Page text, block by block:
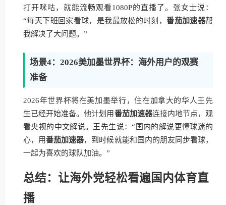
打开咪咕，就能流畅观看1080P的直播了。张女士说：
“每天下班回家看球，是我最放松的时刻，番茄加速器帮
我解决了大问题。”
场景4：2026美加墨世界杯：海外用户的观赛
准备
2026年世界杯将在美加墨举行，住在加拿大的华人王先
生已经开始准备。他计划用番茄加速器连接内地节点，观
看央视的中文解说。王先生说：“国内的解说更懂球迷的
心，用番茄加速器，到时候就能和国内的朋友同步看球，
一起为喜欢的球队加油。”
总结：让海外党轻松看遍国内体育直
播